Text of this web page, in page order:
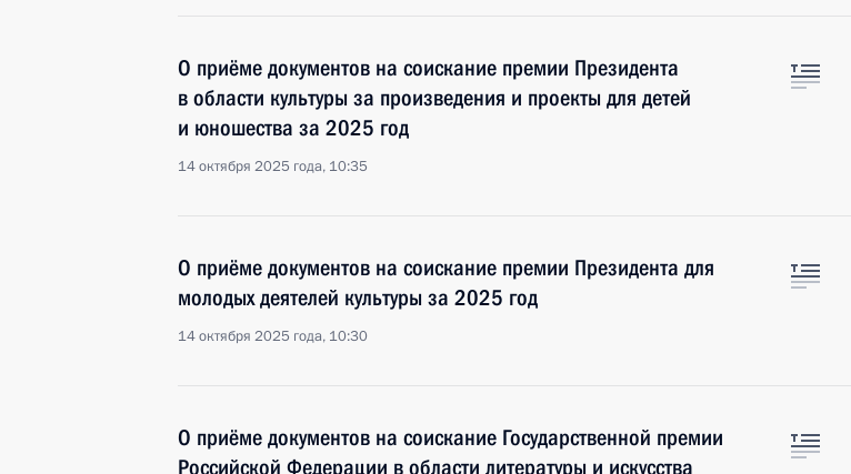
О приёме документов на соискание премии Президента
в области культуры за произведения и проекты для детей
и юношества за 2025 год
14 октября 2025 года, 10:35
О приёме документов на соискание премии Президента для
молодых деятелей культуры за 2025 год
14 октября 2025 года, 10:30
О приёме документов на соискание Государственной премии
Российской Федерации в области литературы и искусства